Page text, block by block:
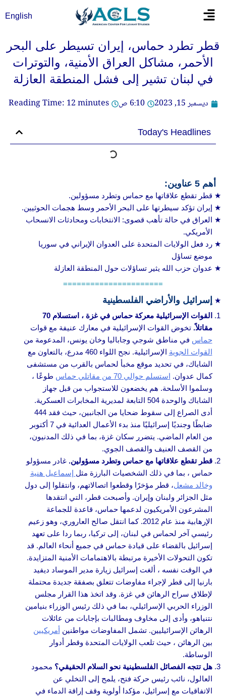
Flyout
English
قطر تطرد حماس، إيران تسيطر على البحر
الأحمر، مشاكل العراق الأمنية، والتوترات
في لبنان تشير إلى فشل المنطقة العازلة
ديسمبر 15, 2023
6:10 ص Reading Time: 12minutes
Today's Headlines
أهم 5 عناوين:
قطر تقطع علاقاتها مع حماس وتطرد مسؤولين.
إيران تؤكد سيطرتها على البحر الأحمر وسط هجمات الحوثيين.
العراق في حالة تأهب قصوى: الانتخابات ومحادثات الانسحاب
الأمريكي.
رد فعل الولايات المتحدة على العدوان الإيراني في سوريا
موضع تساؤل
عدوان حزب الله يثير تساؤلات حول المنطقة العازلة
======================
إسرائيل والأراضي الفلسطينية
القوات الإسرائيلية معركة حماس في غزة ، استسلام 70
مقاتلاً.تخوض القوات الإسرائيلية في معارك عنيفة مع قوات
حماس في مناطق شوجي وجاباليا وخان يونس، المدعومة من
القوات الجوية
الإسرائيلية. نجح اللواء 460 مدرع، بالتعاون مع
الشاباك، في تحديد موقع مخبأ لحماس بالقرب من مستشفى
كمال عدوان. استسلم حوالي 70 من مقاتلي حماس
طوعًا ،
وسلموا الأسلحة. هم يخضعون للاستجواب من قبل جهاز
الشاباك والوحدة 504 التابعة لمديرية المخابرات العسكرية.
أدى الصراع إلى سقوط ضحايا من الجانبين، حيث فقد 444
ضابطًا وجنديًا إسرائيليًا منذ بدء الأعمال العدائية في 7 أكتوبر
من العام الماضي. يتضرر سكان غزة، بما في ذلك المدنيون،
من القصف العنيف والقصف الجوي.
قطر تقطع علاقاتها مع حماس وتطرد مسؤولين. غادر مسؤولو
حماس ، بما في ذلك الشخصيات البارزة مثل إسماعيل هنية
وخالد مشعل، قطر مؤخرًا وقطعوا اتصالاتهم، وانتقلوا إلى دول
مثل الجزائر ولبنان وإيران. وأصبحت قطر، التي انتقدها
المشرعون الأمريكيون لدعمها حماس، قاعدة للجماعة
الإرهابية منذ عام 2012. كما انتقل صالح العاروري، وهو زعيم
رئيسي آخر لحماس في لبنان، إلى تركيا، ربما ردا على تعهد
إسرائيل بالقضاء على قيادة حماس في جميع أنحاء العالم. قد
تكون التحولات الأخيرة مرتبطة بالاهتمامات الأمنية المتزايدة.
في الوقت نفسه ، ألغت إسرائيل زيارة مدير الموساد ديفيد
بارنيا إلى قطر لإجراء مفاوضات تتعلق بصفقة جديدة محتملة
لإطلاق سراح الرهائن في غزة. وقد اتخذ هذا القرار مجلس
الوزراء الحربي الإسرائيلي، بما في ذلك رئيس الوزراء بنيامين
نتنياهو، وأدى إلى مخاوف ومطالبات بإجابات من عائلات
الرهائن الإسرائيليين. تشمل المفاوضات مواطنين أمريكيين
بين الرهائن ، حيث تلعب الولايات المتحدة وقطر أدوار
الوساطة.
هل تتجه الفصائل الفلسطينية نحو السلام الحقيقي؟ محمود
العالول، نائب رئيس حركة فتح، يلمح إلى التخلي عن
الاتفاقيات مع إسرائيل، مؤكدا أولوية وقف إراقة الدماء في